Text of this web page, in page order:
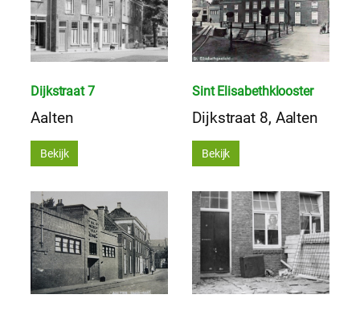
Dijkstraat 7
Aalten
Bekijk
Sint Elisabethklooster
Dijkstraat 8, Aalten
Bekijk